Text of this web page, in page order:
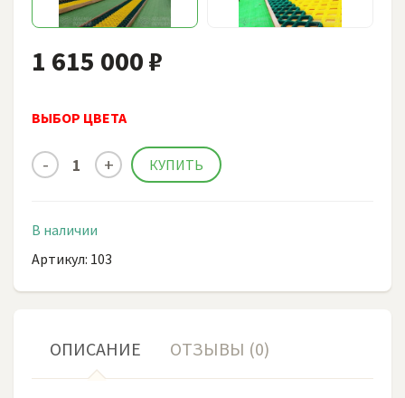
1 615 000 ₽
ВЫБОР ЦВЕТА
В наличии
Артикул: 103
ОПИСАНИЕ ОТЗЫВЫ (0)